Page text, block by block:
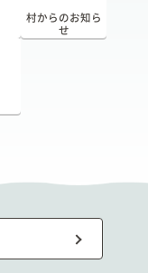
村からのお知ら
せ